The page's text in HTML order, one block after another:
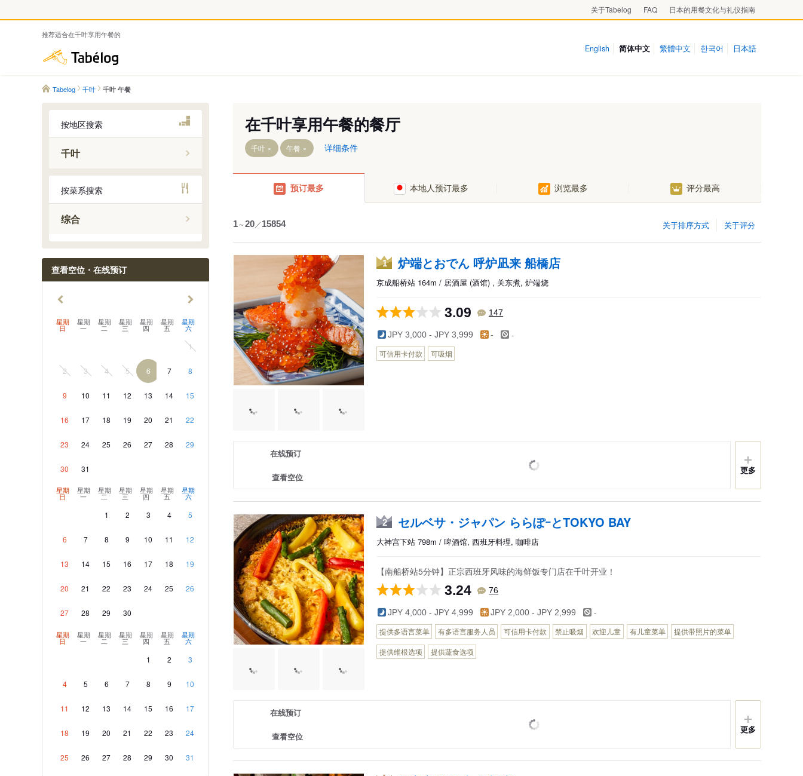
关于Tabelog FAQ 日本的用餐文化与礼仪指南
推荐适合在千叶享用午餐的
English 简体中文 繁體中文 한국어 日本語
Tabelog 千叶 千叶 午餐
按地区搜索
千叶
船桥・市川・浦安
成田・佐仓・佐原
市原・木更津・富津
胜浦・鸭川・馆山
按菜系搜索
综合
查看空位・在线预订
星期
日
星期
一
星期
二
星期
三
星期
四
星期
五
星期
六
1
2 3 4 5 6 7 8
9 10 11 12 13 14 15
16 17 18 19 20 21 22
23 24 25 26 27 28 29
30 31
星期
日
星期
一
星期
二
星期
三
星期
四
星期
五
星期
六
1 2 3 4 5
6 7 8 9 10 11 12
13 14 15 16 17 18 19
20 21 22 23 24 25 26
27 28 29 30
星期
日
星期
一
星期
二
星期
三
星期
四
星期
五
星期
六
1 2 3
4 5 6 7 8 9 10
11 12 13 14 15 16 17
18 19 20 21 22 23 24
25 26 27 28 29 30 31
在千叶享用午餐的餐厅
千叶 午餐 详细条件
预订最多 本地人预订最多 浏览最多 评分最高
关于评分
关于排序方式
1～20／15854
1 炉端とおでん 呼炉凪来 船橋店
京成船桥站 164m / 居酒屋 (酒馆) , 关东煮, 炉端烧
3.09 147
JPY 3,000 - JPY 3,999 - -
可信用卡付款 可吸烟
在线预订
查看空位
更多
2 セルベサ・ジャパン ららぽｰとTOKYO BAY
大神宫下站 798m / 啤酒馆, 西班牙料理, 咖啡店
【南船桥站5分钟】正宗西班牙风味的海鲜饭专门店在千叶开业！
3.24 76
JPY 4,000 - JPY 4,999 JPY 2,000 - JPY 2,999 -
提供多语言菜单 有多语言服务人员 可信用卡付款 禁止吸烟 欢迎儿童 有儿童菜单
提供带照片的菜单
提供维根选项
提供蔬食选项
在线预订
查看空位
更多